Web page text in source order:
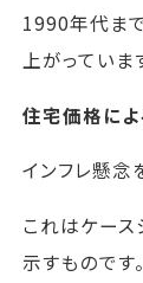
1990年代ま
上がっていま
住宅価格によ
インフレ懸念
これはケース
示すものです